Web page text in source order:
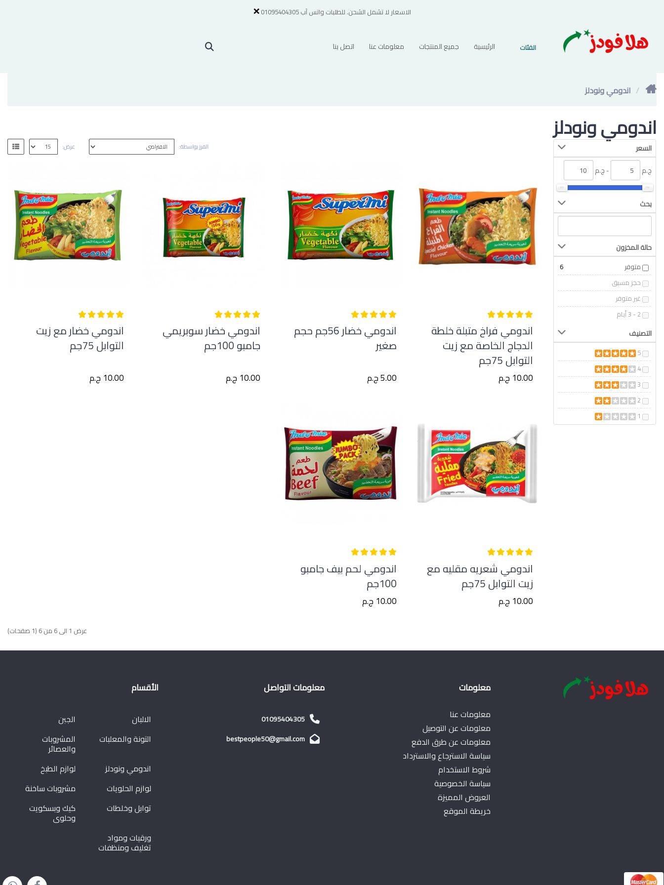
الاسعار لا تشمل الشحن. للطلبات واتس آب 01095404305 ×
الفئات الرئيسية جميع المنتجات معلومات عنا اتصل بنا
اندومي ونودلز
اندومي ونودلز
السعر
ج.م
بحث
حالة المخزون
متوفر
6
حجز مسبق
غير متوفر
2 - 3 أيام
التصنيف
5
4
3
2
1
الفرز بواسطة: عرض:
اندومي فراخ متبلة خلطة
الدجاج الخاصة مع زيت
التوابل 75جم
10.00 ج.م
اندومي خضار 56جم حجم
صغير
5.00 ج.م
اندومي خضار سوبريمي
جامبو 100جم
10.00 ج.م
اندومي خضار مع زيت
التوابل 75جم
10.00 ج.م
اندومي شعريه مقليه مع
زيت التوابل 75جم
10.00 ج.م
اندومي لحم بيف جامبو
100جم
10.00 ج.م
عرض 1 الى 6 من 6 (1 صفحات)
معلومات
معلومات عنا
معلومات عن التوصيل
معلومات عن طرق الدفع
سياسة الاسترجاع والاسترداد
شروط الاستخدام
سياسة الخصوصية
العروض المميزة
خريطة الموقع
معلومات التواصل
01095404305
bestpeople50@gmail.com
الأقسام
الالبان
الجبن
التونة والمعلبات
المشروبات
والعصائر
اندومي ونودلز
لوازم الطبخ
لوازم الحلويات
مشروبات ساخنة
توابل وخلطات
كيك وبسكويت
وحلوى
ورقيات ومواد
تغليف ومنظفات